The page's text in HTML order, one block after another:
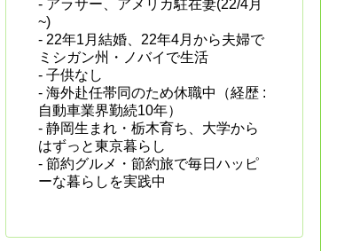
- アラサー、アメリカ駐在妻(22/4月
~)
- 22年1月結婚、22年4月から夫婦で
ミシガン州・ノバイで生活
- 子供なし
- 海外赴任帯同のため休職中（経歴 :
自動車業界勤続10年）
- 静岡生まれ・栃木育ち、大学から
はずっと東京暮らし
- 節約グルメ・節約旅で毎日ハッピ
ーな暮らしを実践中